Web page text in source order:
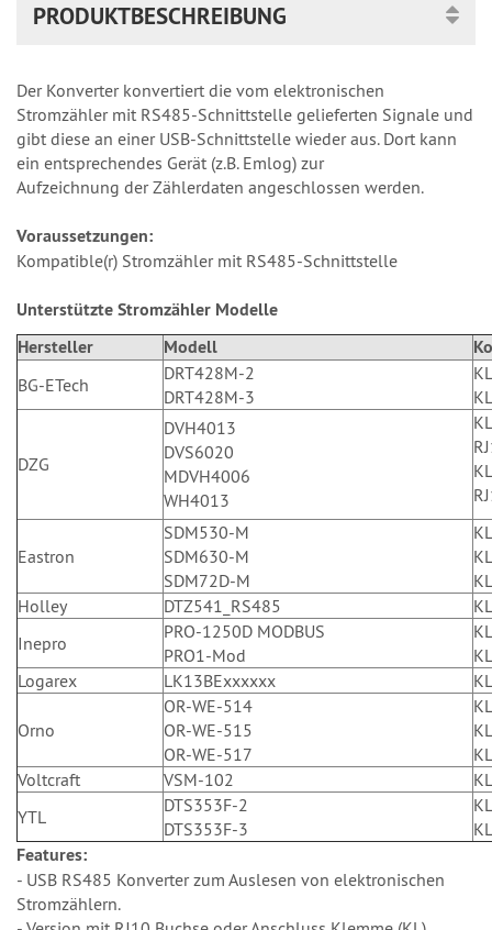
PRODUKTBESCHREIBUNG
Der Konverter konvertiert die vom elektronischen
Stromzähler mit RS485-Schnittstelle gelieferten Signale und
gibt diese an einer USB-Schnittstelle wieder aus. Dort kann
ein entsprechendes Gerät (z.B. Emlog) zur
Aufzeichnung der Zählerdaten angeschlossen werden.
Voraussetzungen:
Kompatible(r) Stromzähler mit RS485-Schnittstelle
Unterstützte Stromzähler Modelle
Hersteller
Modell
BG-ETech
DRT428M-2
DRT428M-3
KL
KL
DZG
DVH4013
DVS6020
MDVH4006
WH4013
KL
KL
Eastron
SDM530-M
SDM630-M
SDM72D-M
KL
KL
KL
Holley
DTZ541_RS485
KL
Inepro
PRO-1250D MODBUS
PRO1-Mod
KL
KL
Logarex
LK13BExxxxxx KL
Orno
OR-WE-514
OR-WE-515
OR-WE-517
KL
KL
KL
Voltcraft
VSM-102
KL
YTL
DTS353F-2
DTS353F-3
KL
KL
Features:
- USB RS485 Konverter zum Auslesen von elektronischen
Stromzählern.